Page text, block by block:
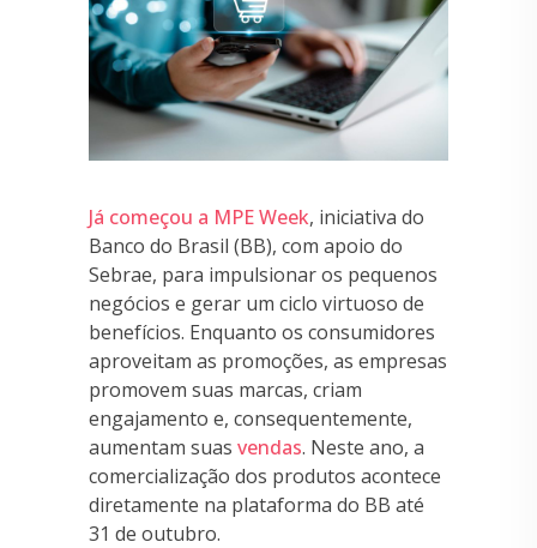
Já começou a MPE Week, iniciativa do
Banco do Brasil (BB), com apoio do
Sebrae, para impulsionar os pequenos
negócios e gerar um ciclo virtuoso de
benefícios. Enquanto os consumidores
aproveitam as promoções, as empresas
promovem suas marcas, criam
engajamento e, consequentemente,
aumentam suas vendas. Neste ano, a
comercialização dos produtos acontece
diretamente na plataforma do BB até
31 de outubro.